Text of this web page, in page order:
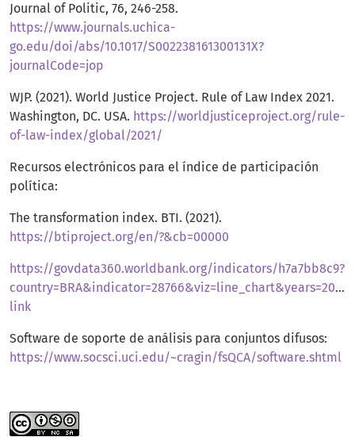
Journal of Politic, 76, 246-258.
https://www.journals.uchica-
go.edu/doi/abs/10.1017/S002238161300131X?
journalCode=jop
WJP. (2021). World Justice Project. Rule of Law Index 2021.
Washington, DC. USA. https://worldjusticeproject.org/rule-
of-law-index/global/2021/
Recursos electrónicos para el índice de participación
política:
The transformation index. BTI. (2021).
https://btiproject.org/en/?&cb=00000
https://govdata360.worldbank.org/indicators/h7a7bb8c9?
link
Software de soporte de análisis para conjuntos difusos:
https://www.socsci.uci.edu/~cragin/fsQCA/software.shtml